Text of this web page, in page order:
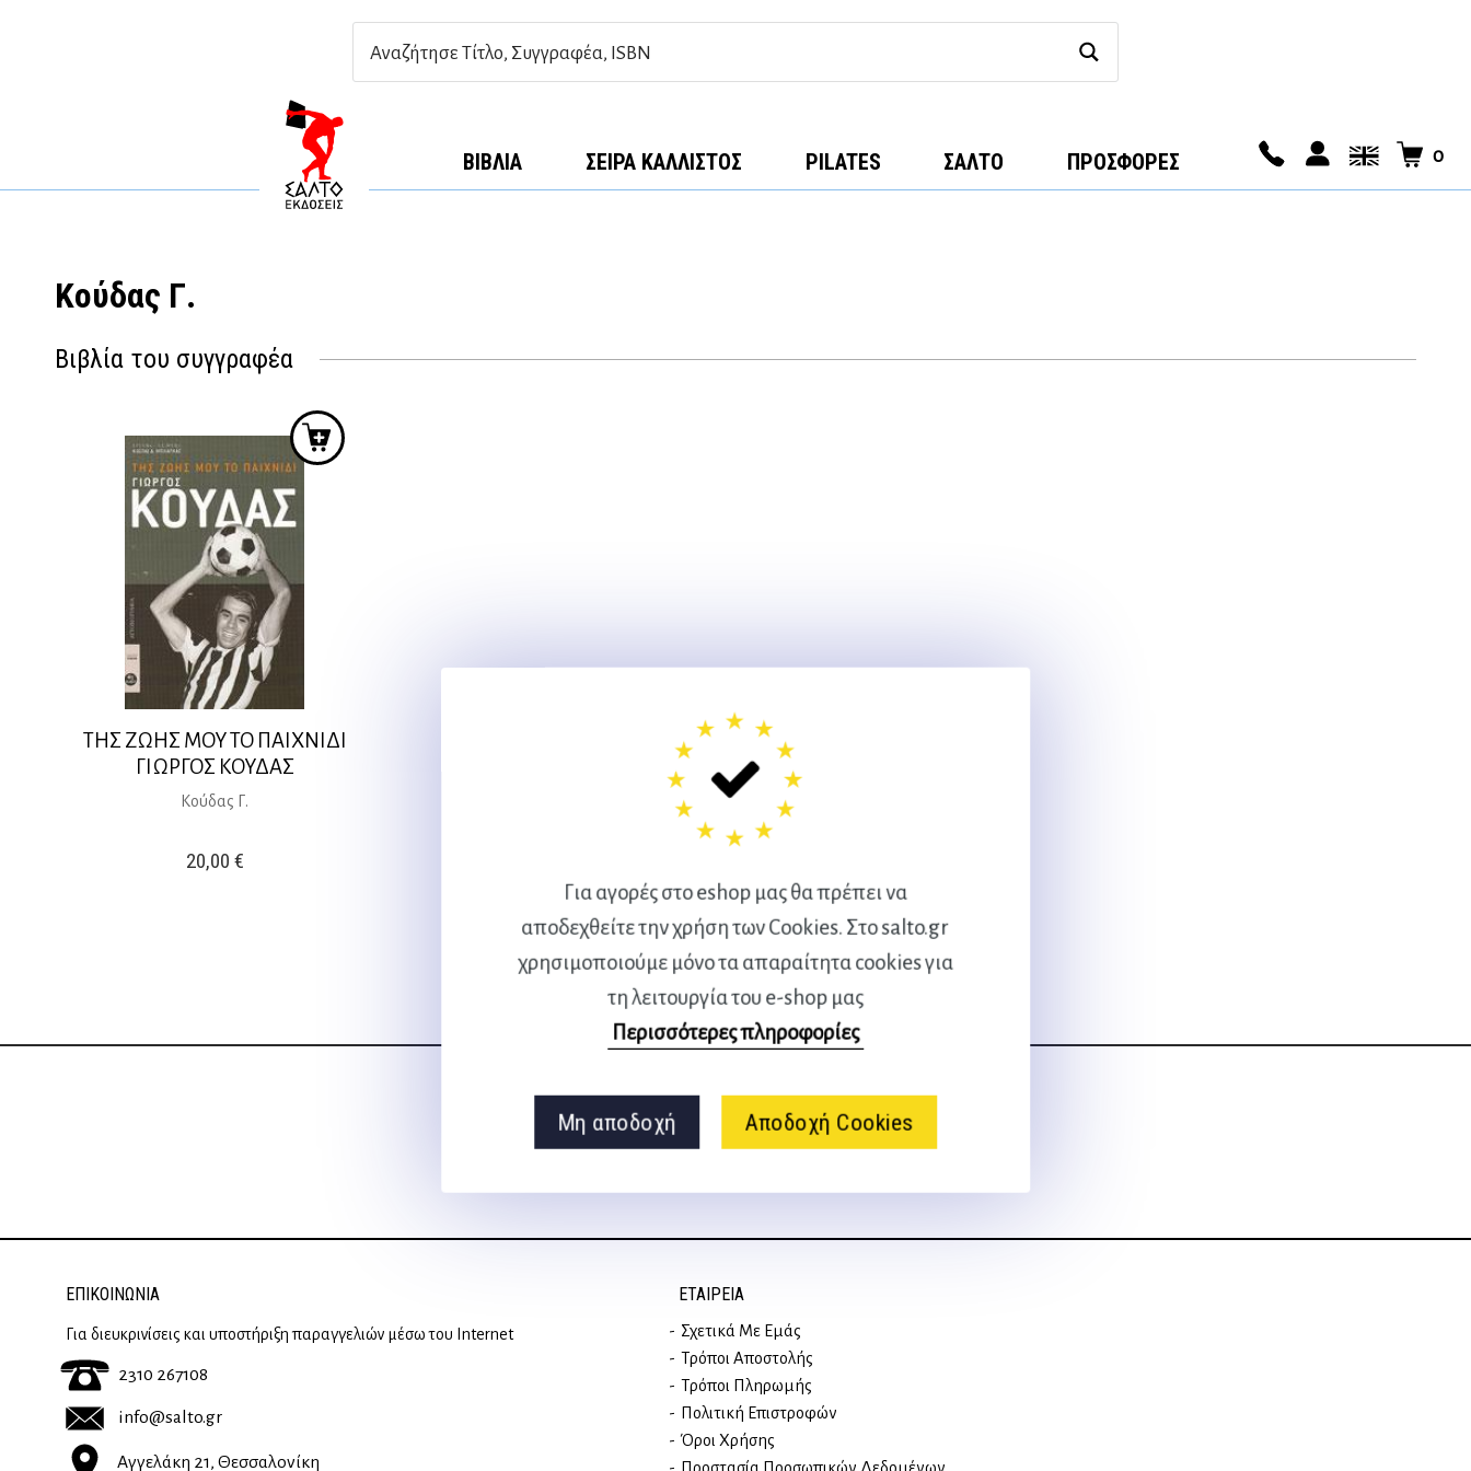
Για αγορές στο eshop μας θα πρέπει να
αποδεχθείτε την χρήση των Cookies. Στο salto.gr
χρησιμοποιούμε μόνο τα απαραίτητα cookies για
τη λειτουργία του e-shop μας
Περισσότερες πληροφορίες
Μη αποδοχή Αποδοχή Cookies
ΒΙΒΛΊΑ ΣΕΙΡΆ ΚΆΛΛΙΣΤΟΣ PILATES ΣΑΛΤΟ ΠΡΟΣΦΟΡΕΣ 0
Κούδας Γ.
Βιβλία του συγγραφέα
ΤΗΣ ΖΩΗΣ ΜΟΥ ΤΟ ΠΑΙΧΝΙΔΙ
ΓΙΩΡΓΟΣ ΚΟΥΔΑΣ
Κούδας Γ.
20,00 €
Ακολουθήστε μας
ΕΠΙΚΟΙΝΩΝΊΑ
Για διευκρινίσεις και υποστήριξη παραγγελιών μέσω του Internet
2310 267108
info@salto.gr
Αγγελάκη 21, Θεσσαλονίκη
ΕΤΑΙΡΕΊΑ
Σχετικά Με Εμάς
Τρόποι Αποστολής
Τρόποι Πληρωμής
Πολιτική Επιστροφών
Όροι Χρήσης
Προστασία Προσωπικών Δεδομένων